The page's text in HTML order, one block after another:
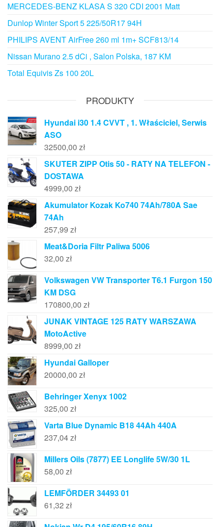
MERCEDES-BENZ KLASA S 320 CDI 2001 Matt
Dunlop Winter Sport 5 225/50R17 94H
PHILIPS AVENT AirFree 260 ml 1m+ SCF813/14
Nissan Murano 2.5 dCi , Salon Polska, 187 KM
Total Equivis Zs 100 20L
PRODUKTY
Hyundai i30 1.4 CVVT , 1. Właściciel, Serwis
ASO
32500,00 zł
SKUTER ZIPP Otis 50 - RATY NA TELEFON -
DOSTAWA
4999,00 zł
Akumulator Kozak Ko740 74Ah/780A Sae
74Ah
257,99 zł
Meat&Doria Filtr Paliwa 5006
32,00 zł
Volkswagen VW Transporter T6.1 Furgon 150
KM DSG
170800,00 zł
JUNAK VINTAGE 125 RATY WARSZAWA
MotoActive
8999,00 zł
Hyundai Galloper
20000,00 zł
Behringer Xenyx 1002
325,00 zł
Varta Blue Dynamic B18 44Ah 440A
237,04zł
Millers Oils (7877) EE Longlife 5W/30 1L
58,00 zł
LEMFÖRDER 34493 01
61,32 zł